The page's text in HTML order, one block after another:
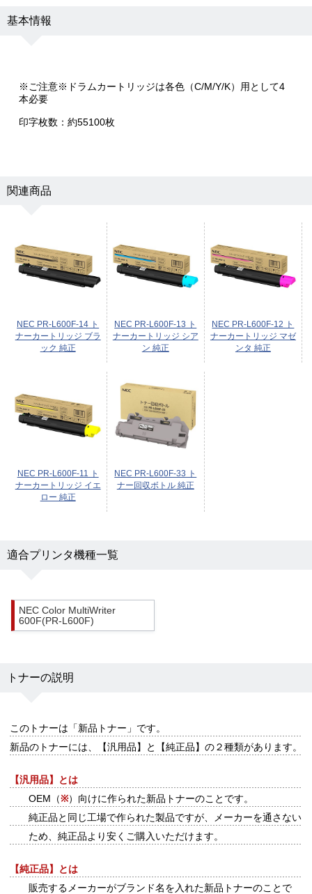
基本情報
※ご注意※ドラムカートリッジは各色（C/M/Y/K）用として4
本必要
印字枚数：約55100枚
関連商品
NEC PR-L600F-14 ト
ナーカートリッジ ブラ
ック 純正
NEC PR-L600F-13 ト
ナーカートリッジ シア
ン 純正
NEC PR-L600F-12 ト
ナーカートリッジ マゼ
ンタ 純正
NEC PR-L600F-11 ト
ナーカートリッジ イエ
ロー 純正
NEC PR-L600F-33 ト
ナー回収ボトル 純正
適合プリンタ機種一覧
NEC Color MultiWriter
600F(PR-L600F)
トナーの説明
このトナーは 「新品トナー」 です。
新品のトナーには、【汎用品】と【純正品】の２種類があります。
【汎用品】とは
OEM（※）向けに作られた新品トナーのことです。
純正品と同じ工場で作られた製品ですが、メーカーを通さない
ため、純正品より安くご購入いただけます。
【純正品】とは
販売するメーカーがブランド名を入れた新品トナーのことで